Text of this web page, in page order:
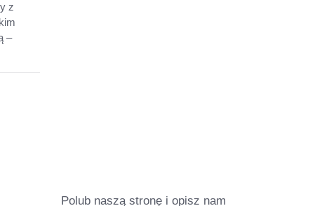
z
–
Polub naszą stronę i opisz nam